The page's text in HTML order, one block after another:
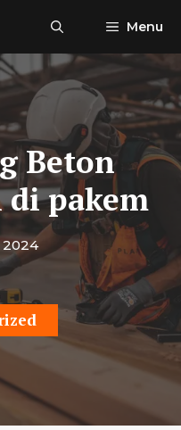
Menu
Beton
di pakem